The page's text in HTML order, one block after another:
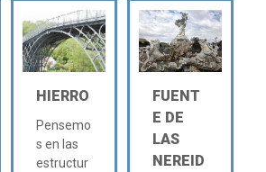
HIERRO
Pensemo
s en las
estructur
FUENT
E DE
LAS
NEREID